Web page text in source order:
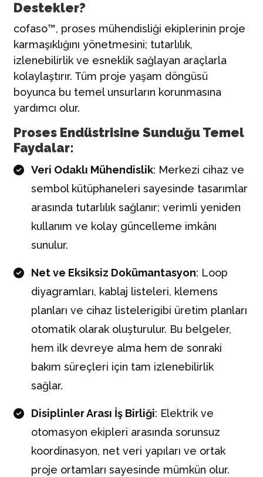
Destekler?
cofaso™, proses mühendisliği ekiplerinin proje
karmaşıklığını yönetmesini; tutarlılık,
izlenebilirlik ve esneklik sağlayan araçlarla
kolaylaştırır. Tüm proje yaşam döngüsü
boyunca bu temel unsurların korunmasına
yardımcı olur.
Proses Endüstrisine Sunduğu Temel
Faydalar:
Veri Odaklı Mühendislik: Merkezi cihaz ve
sembol kütüphaneleri sayesinde tasarımlar
arasında tutarlılık sağlanır; verimli yeniden
kullanım ve kolay güncelleme imkânı
sunulur.
Net ve Eksiksiz Dokümantasyon: Loop
diyagramları, kablaj listeleri, klemens
planları ve cihaz listelerigibi üretim planları
otomatik olarak oluşturulur. Bu belgeler,
hem ilk devreye alma hem de sonraki
bakım süreçleri için tam izlenebilirlik
sağlar.
Disiplinler Arası İş Birliği: Elektrik ve
otomasyon ekipleri arasında sorunsuz
koordinasyon, net veri yapıları ve ortak
proje ortamları sayesinde mümkün olur.